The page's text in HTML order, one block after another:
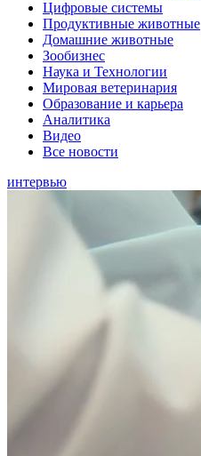
Цифровые системы
Продуктивные животные
Домашние животные
Зообизнес
Наука и Технологии
Мировая ветеринария
Образование и карьера
Аналитика
Видео
Все новости
интервью